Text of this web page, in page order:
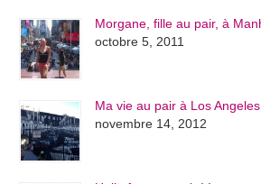
Morgane, fille au pair, à
octobre 5, 2011
Ma vie au pair à Los
novembre 14, 2012